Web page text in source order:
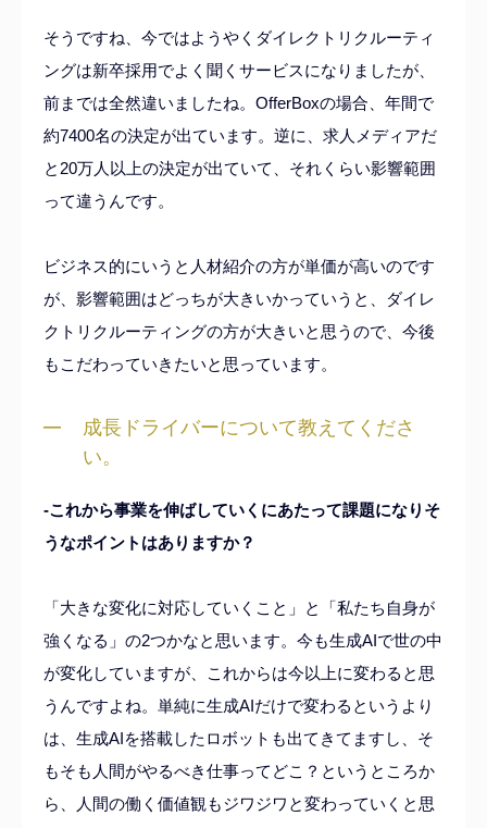
そうですね、今ではようやくダイレクトリクルーティ
ングは新卒採用でよく聞くサービスになりましたが、
前までは全然違いましたね。OfferBoxの場合、年間で
約7400名の決定が出ています。逆に、求人メディアだ
と20万人以上の決定が出ていて、それくらい影響範囲
って違うんです。
ビジネス的にいうと人材紹介の方が単価が高いのです
が、影響範囲はどっちが大きいかっていうと、ダイレ
クトリクルーティングの方が大きいと思うので、今後
もこだわっていきたいと思っています。
成長ドライバーについて教えてくださ
い。
-これから事業を伸ばしていくにあたって課題になりそ
うなポイントはありますか？
「大きな変化に対応していくこと」と「私たち自身が
強くなる」の2つかなと思います。今も生成AIで世の中
が変化していますが、これからは今以上に変わると思
うんですよね。単純に生成AIだけで変わるというより
は、生成AIを搭載したロボットも出てきてますし、そ
もそも人間がやるべき仕事ってどこ？というところか
ら、人間の働く価値観もジワジワと変わっていくと思